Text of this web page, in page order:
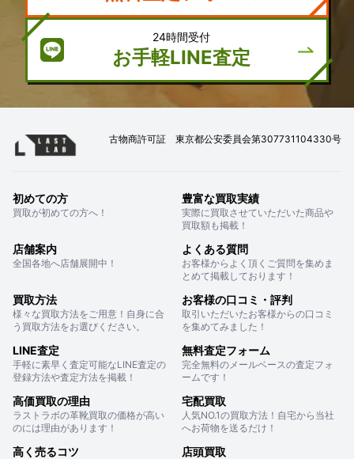
24時間受付
お手軽LINE査定
古物商許可証 東京都公安委員会第307731104330号
初めての方
買取が初めての方へ！
豊富な買取実績
実際に買取させていただいた商品や
買取額も掲載！
店舗案内
全国各地へ店舗展開中！
よくある質問
お客様からよく頂くご質問を集めま
とめて掲載しております！
買取方法
様々な買取方法をご用意！自身に合
う買取方法をお選びください。
お客様の口コミ・評判
取引いただいたお客様からの口コミ
を集めてみました！
LINE査定
手軽に素早く査定可能なLINE査定の
登録方法や査定方法を掲載！
無料査定フォーム
完全無料のメールベースの査定フォ
ームです！
高価買取の理由
ラストラボの革靴買取の価格が高い
のには理由があります！
宅配買取
人気NO.1の買取方法！自宅から当社
へお荷物を送るだけ！
高く売るコツ 店頭買取